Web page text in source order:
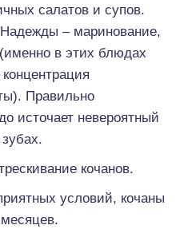
салатов и супов.
Надежды – маринование,
в этих блюдах
Правильно
источает невероятный
кочанов.
условий, кочаны